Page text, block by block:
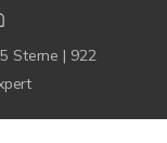
5 Sterne | 922